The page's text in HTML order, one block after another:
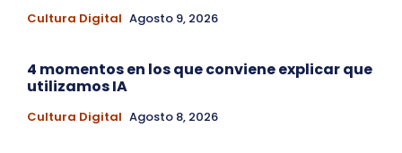
Cultura Digital Agosto 9, 2026
4 momentos en los que conviene explicar que
utilizamos IA
Cultura Digital Agosto 8, 2026